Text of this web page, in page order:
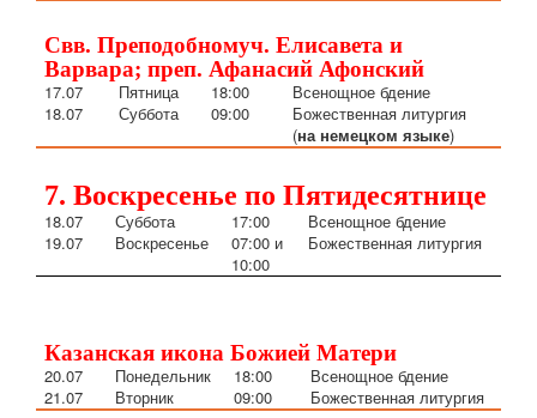
Свв. Преподобномуч. Елисавета и
Варвара; преп. Афанасий Афонский
17.07 Пятница 18:00
Всенощное бдение
18.07
Суббота 09:00
Божественная литургия
(на немецком языке)
7. Воскресенье по Пятидесятнице
18.07 Суббота 17:00
Всенощное бдение
19.07
Воскресенье
07:00 и
10:00
Божественная литургия
Казанская икона Божией Матери
20.07 Понедельник 18:00
Всенощное бдение
21.07
Вторник 09:00 Божественная литургия